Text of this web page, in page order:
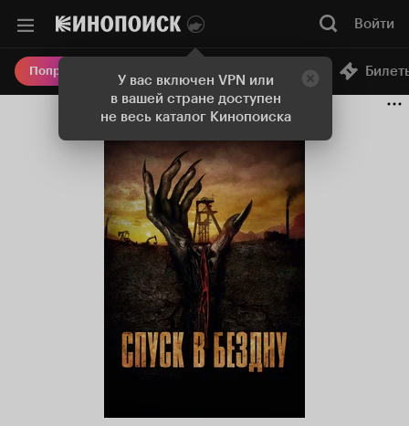
У вас включен VPN или
в вашей стране доступен
не весь каталог Кинопоиска
Войти
Попробовать Плюс Онлайн-кинотеатр